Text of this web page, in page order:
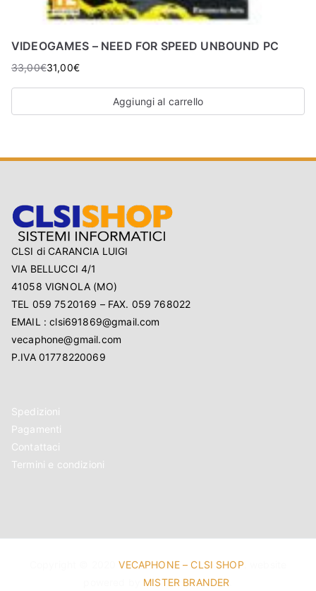
VIDEOGAMES – NEED FOR SPEED UNBOUND PC
33,00€31,00€
Aggiungi al carrello
CLSI di CARANCIA LUIGI
VIA BELLUCCI 4/1
41058 VIGNOLA (MO)
TEL 059 7520169 – FAX. 059 768022
EMAIL : clsi691869@gmail.com
vecaphone@gmail.com
P.IVA 01778220069
Spedizioni
Pagamenti
Contattaci
Termini e condizioni
Copyright © 2020VECAPHONE – CLSI SHOP
MISTER BRANDER